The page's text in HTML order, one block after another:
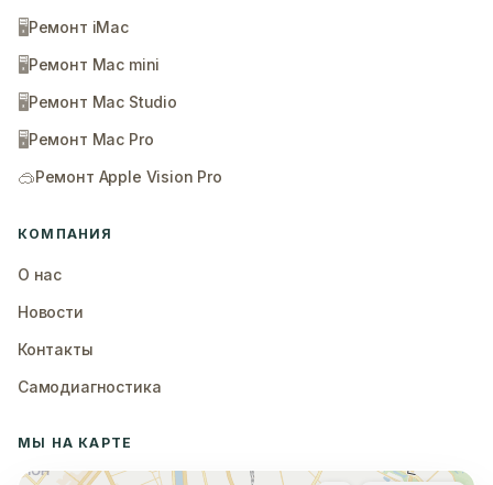
🖥️Ремонт iMac
🖥️Ремонт Mac mini
🖥️Ремонт Mac Studio
🖥️Ремонт Mac Pro
🥽Ремонт Apple Vision Pro
КОМПАНИЯ
О нас
Новости
Контакты
Самодиагностика
МЫ НА КАРТЕ